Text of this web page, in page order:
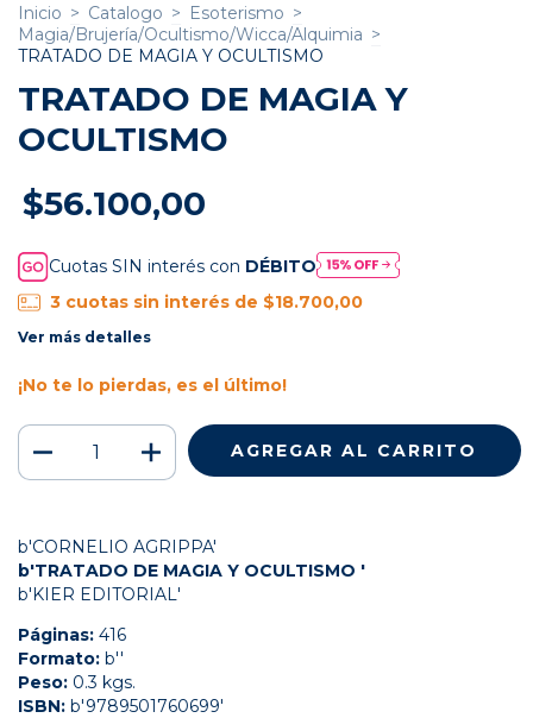
Inicio > Catalogo > Esoterismo >
Magia/Brujería/Ocultismo/Wicca/Alquimia >
TRATADO DE MAGIA Y OCULTISMO
TRATADO DE MAGIA Y
OCULTISMO
$56.100,00
Cuotas SIN interés con DÉBITO
3 cuotas sin interés de $18.700,00
Ver más detalles
¡No te lo pierdas, es el último!
b'CORNELIO AGRIPPA'
b'TRATADO DE MAGIA Y OCULTISMO '
b'KIER EDITORIAL'
Páginas: 416
Formato: b''
Peso: 0.3 kgs.
ISBN: b'9789501760699'